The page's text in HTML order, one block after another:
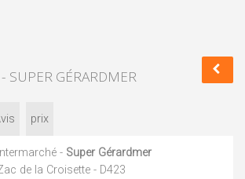
SUPER GÉRARDMER
prix
Intermarché - Super Gérardmer
de la Croisette - D423